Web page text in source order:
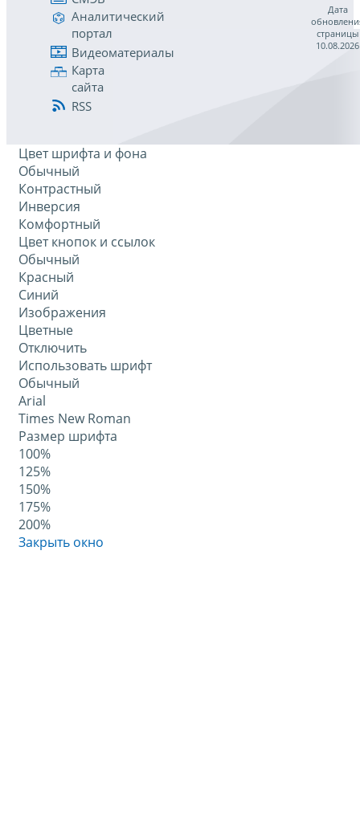
Аналитический
портал
Видеоматериалы
Карта
сайта
RSS
Дата
страницы
10.08.2026
Цвет шрифта и фона
Обычный
Контрастный
Инверсия
Комфортный
Цвет кнопок и ссылок
Обычный
Красный
Синий
Изображения
Цветные
Отключить
Использовать шрифт
Обычный
Arial
Times New Roman
Размер шрифта
100%
125%
150%
175%
200%
Закрыть окно